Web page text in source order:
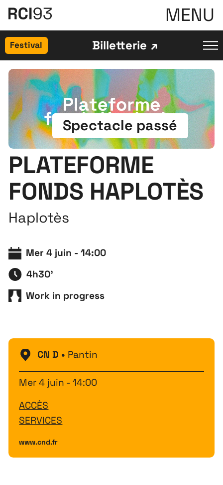
MENU
Festival Billetterie
Spectacle passé
PLATEFORME
FONDS HAPLOTÈS
Haplotès
Mer 4 juin - 14:00
4h30'
Work in progress
CN D • Pantin
Mer 4 juin - 14:00
ACCÈS
SERVICES
www.cnd.fr